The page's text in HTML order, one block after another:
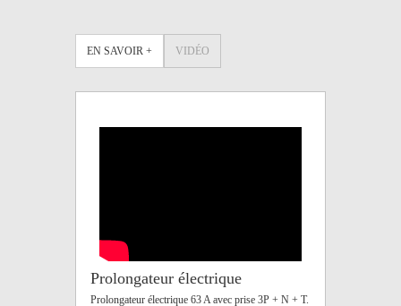
EN SAVOIR + VIDÉO
Prolongateur électrique
Prolongateur électrique 63 A avec prise 3P + N + T.